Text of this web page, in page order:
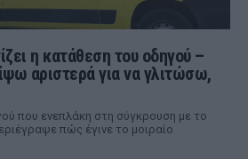
η κατάθεση του οδηγού –
αριστερά για να γλιτώσω,
που ενεπλάκη στη σύγκρουση με το
πώς έγινε το μοιραίο